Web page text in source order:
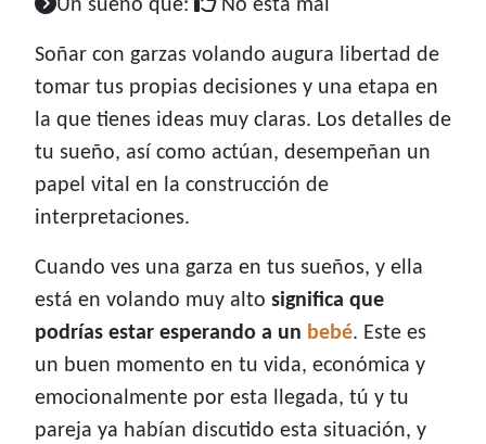
Un sueño que: No está mal
Soñar con garzas volando augura libertad de
tomar tus propias decisiones y una etapa en
la que tienes ideas muy claras. Los detalles de
tu sueño, así como actúan, desempeñan un
papel vital en la construcción de
interpretaciones.
Cuando ves una garza en tus sueños, y ella
está en volando muy alto significa que
podrías estar esperando a un bebé. Este es
un buen momento en tu vida, económica y
emocionalmente por esta llegada, tú y tu
pareja ya habían discutido esta situación, y